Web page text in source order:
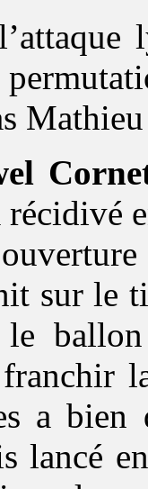
récidivé
sur le
a
lancé